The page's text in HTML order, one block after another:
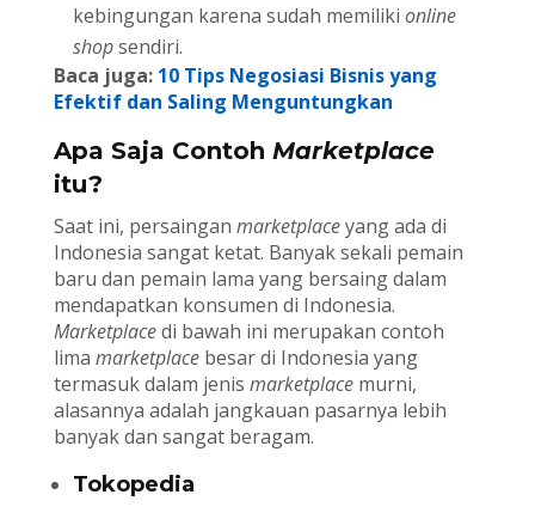
kebingungan karena sudah memiliki online
shopsendiri.
Baca juga: 10 Tips Negosiasi Bisnis yang
Efektif dan Saling Menguntungkan
Apa Saja Contoh Marketplace
itu?
Saat ini, persaingan marketplaceyang ada di
Indonesia sangat ketat. Banyak sekali pemain
baru dan pemain lama yang bersaing dalam
mendapatkan konsumen di Indonesia.
Marketplacedi bawah ini merupakan contoh
lima marketplacebesar di Indonesia yang
termasuk dalam jenis marketplacemurni,
alasannya adalah jangkauan pasarnya lebih
banyak dan sangat beragam.
Tokopedia